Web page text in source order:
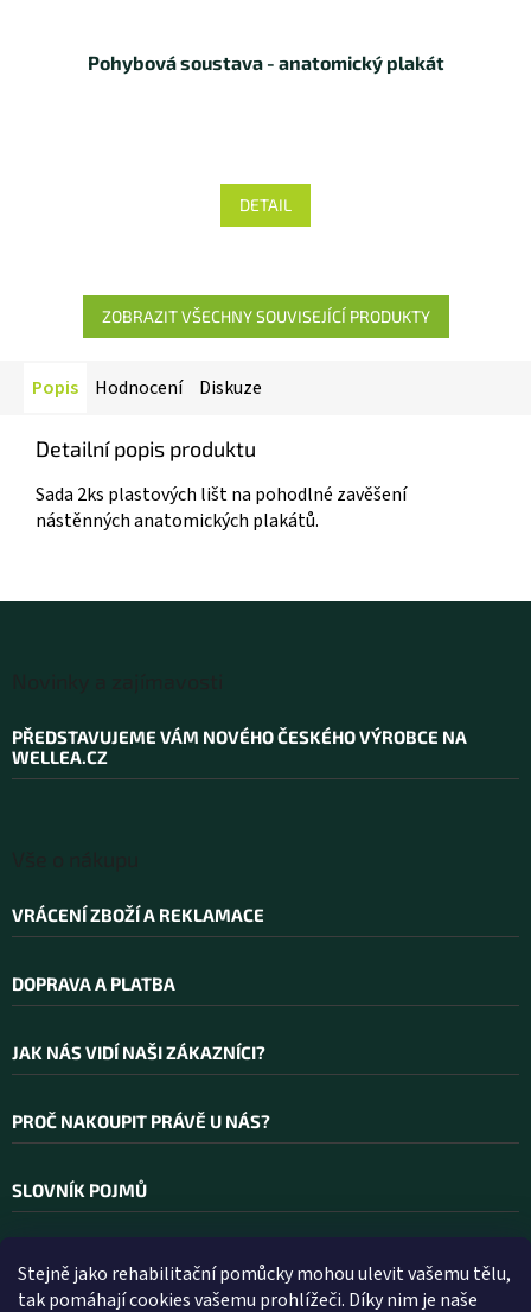
Stejně jako rehabilitační pomůcky mohou ulevit vašemu tělu,
tak pomáhají cookies vašemu prohlížeči. Díky nim je naše
Pohybová soustava - anatomický plakát
DETAIL
ZOBRAZIT VŠECHNY SOUVISEJÍCÍ PRODUKTY
Popis Hodnocení Diskuze
Detailní popis produktu
Sada 2ks plastových lišt na pohodlné zavěšení
nástěnných anatomických plakátů.
PŘEDSTAVUJEME VÁM NOVÉHO ČESKÉHO VÝROBCE NA
WELLEA.CZ
VRÁCENÍ ZBOŽÍ A REKLAMACE
DOPRAVA A PLATBA
JAK NÁS VIDÍ NAŠI ZÁKAZNÍCI?
PROČ NAKOUPIT PRÁVĚ U NÁS?
SLOVNÍK POJMŮ
Kontakt